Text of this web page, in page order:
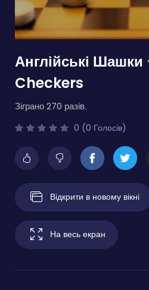
Англійські
Checkers
Зіграно 270 разів.
0 (0 Голосів)
Відкрити в новому вікні
На весь екран